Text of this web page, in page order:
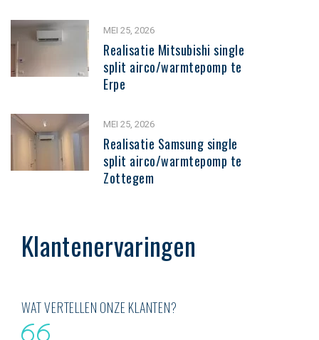
MEI 25, 2026
Realisatie Mitsubishi single
split airco/warmtepomp te
Erpe
MEI 25, 2026
Realisatie Samsung single
split airco/warmtepomp te
Zottegem
Klantenervaringen
WAT VERTELLEN ONZE KLANTEN?